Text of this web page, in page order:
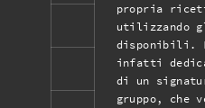
propria
utilizzando
disponibili.
infatti
di un
gruppo, che